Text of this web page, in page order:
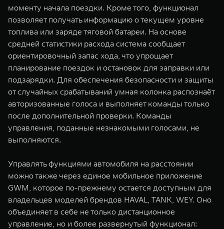
моменту начала поездки. Кроме того, функционал
позволяет получать информацию о текущем уровне
топлива или заряде тяговой батареи. На основе
средней статистики расхода система сообщает
ориентировочный запас хода, что упрощает
планирование поездок и остановок для заправки или
подзарядки. Для обеспечения безопасности и защиты
от случайных срабатываний умная колонка распознаёт
авторизованные голоса и выполняет команды только
после дополнительной проверки. Команды
управления, поданные незнакомыми голосами, не
выполняются.
Управлять функциями автомобиля на расстоянии
можно также через единое мобильное приложение
GWM, которое по-прежнему остается доступным для
владельцев моделей брендов HAVAL, TANK, WEY. Оно
объединяет в себе не только дистанционное
управление, но и более развернутый функционал: